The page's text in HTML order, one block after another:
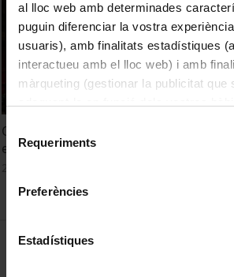
al lloc web amb determinades
puguin diferenciar la vostra experiència
usuaris), amb finalitats estadístiques
interactueu amb el lloc web) i amb
màrqueting (gestionar la publicitat que
consultar laPolítica de galetes del
Selecció
de Requeriments
Preferències
Estadístiques
Orientació professional en xarxa, clau
educatiu